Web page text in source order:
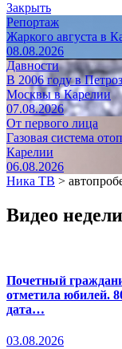
Закрыть
Репортаж
Жаркого августа в
08.08.2026
Давности
В 2006 году в
Москвы в Карелии
07.08.2026
От первого лица
Газовая система
Карелии
06.08.2026
Ника ТВ >
Видео недели
Почетный
отметила юбилей.
дата…
03.08.2026